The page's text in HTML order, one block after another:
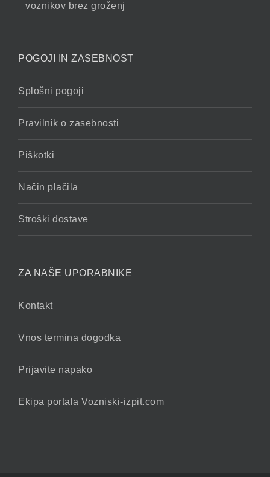
voznikov brez groženj
POGOJI IN ZASEBNOST
Splošni pogoji
Pravilnik o zasebnosti
Piškotki
Način plačila
Stroški dostave
ZA NAŠE UPORABNIKE
Kontakt
Vnos termina dogodka
Prijavite napako
Ekipa portala Vozniski-izpit.com